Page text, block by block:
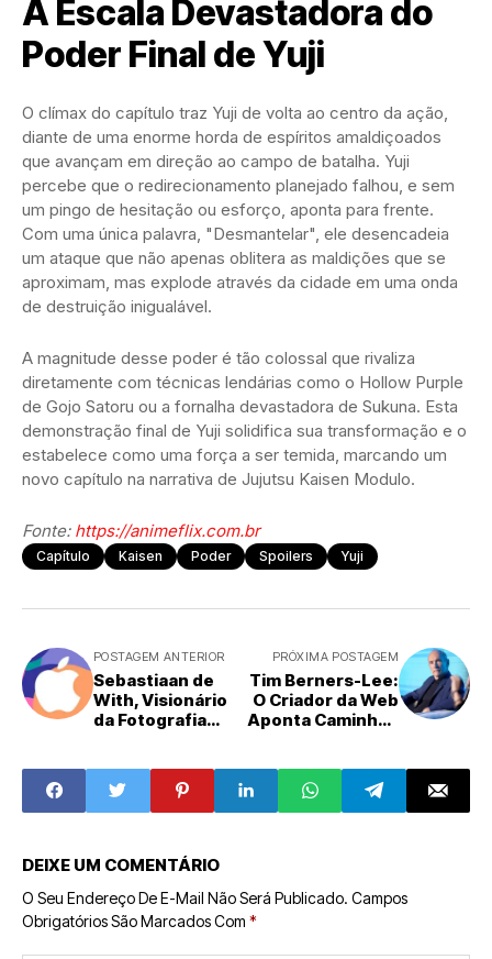
A Escala Devastadora do
Poder Final de Yuji
O clímax do capítulo traz Yuji de volta ao centro da ação,
diante de uma enorme horda de espíritos amaldiçoados
que avançam em direção ao campo de batalha. Yuji
percebe que o redirecionamento planejado falhou, e sem
um pingo de hesitação ou esforço, aponta para frente.
Com uma única palavra, "Desmantelar", ele desencadeia
um ataque que não apenas oblitera as maldições que se
aproximam, mas explode através da cidade em uma onda
de destruição inigualável.
A magnitude desse poder é tão colossal que rivaliza
diretamente com técnicas lendárias como o Hollow Purple
de Gojo Satoru ou a fornalha devastadora de Sukuna. Esta
demonstração final de Yuji solidifica sua transformação e o
estabelece como uma força a ser temida, marcando um
novo capítulo na narrativa de Jujutsu Kaisen Modulo.
Fonte: https://animeflix.com.br
Capítulo Kaisen Poder Spoilers Yuji
POSTAGEM ANTERIOR
Sebastiaan de
With, Visionário
da Fotografia
da Apple
PRÓXIMA POSTAGEM
Tim Berners-Lee:
O Criador da Web
Aponta Caminhos
DEIXE UM COMENTÁRIO
O Seu Endereço De E-Mail Não Será Publicado. Campos
Obrigatórios São Marcados Com *